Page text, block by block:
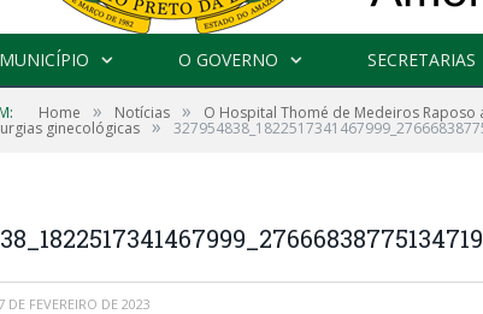
O GOVERNO SECRETARIAS
Home » Notícias » O Hospital Thomé de Medeiros
ginecológicas »
7 DE FEVEREIRO DE 2023